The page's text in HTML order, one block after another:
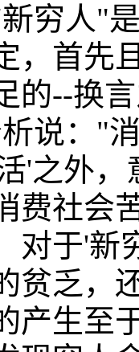
穷人"
，首先
的--换
说："
'之外
费社会
对于'新
贫乏，
产生至